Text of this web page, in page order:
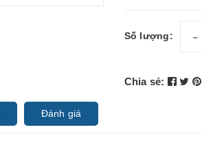
Số lượng: -
Chia sẻ:
Đánh giá